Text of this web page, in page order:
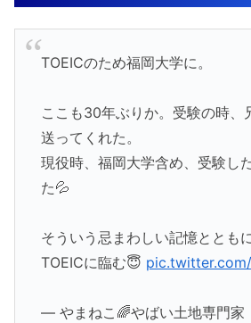
TOEICのため福岡大学に。
ここも30年ぶりか。受験の時、
送ってくれた。
現役時、福岡大学含め、受験し
た💦
そういう忌まわしい記憶ととも
TOEICに臨む😇
— やまねこ🌈やばい土地専門家